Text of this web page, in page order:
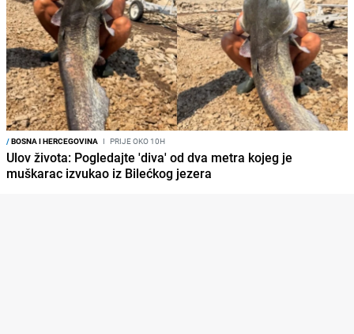
/BOSNA I HERCEGOVINA I PRIJE OKO 10H
Ulov života: Pogledajte 'diva' od dva metra kojeg je
muškarac izvukao iz Bilećkog jezera